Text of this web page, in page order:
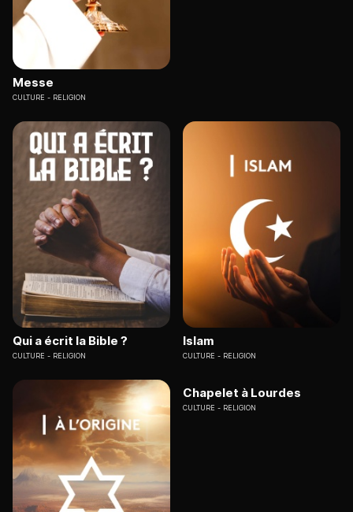
Messe
CULTURE RELIGION
Qui a écrit la Bible ?
CULTURE RELIGION
Islam
CULTURE RELIGION
Chapelet à Lourdes
CULTURE RELIGION